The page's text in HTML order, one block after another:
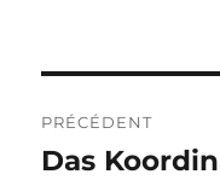
de
PRÉCÉDENT
Publication
Das